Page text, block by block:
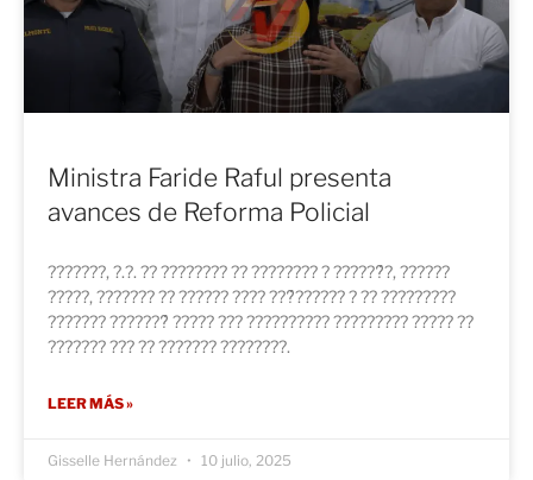
Ministra Faride Raful presenta
avances de Reforma Policial
???????, ?.?. ?? ???????? ?? ???????? ? ??????́?, ??????
?????, ??????? ?? ?????? ???? ???́?????? ? ?? ?????????
??????? ???????́ ????? ??? ?????????? ????????? ????? ??
??????? ??? ?? ??????? ????????.
LEER MÁS »
Gisselle Hernández 10 julio, 2025